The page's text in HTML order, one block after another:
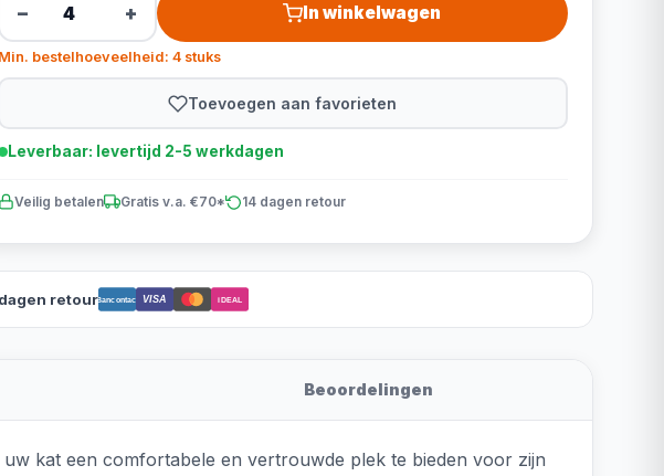
− + In winkelwagen
Min. bestelhoeveelheid: 4 stuks
Toevoegen aan favorieten
Leverbaar: levertijd 2-5 werkdagen
Veilig betalen Gratis v.a. €70* 14 dagen retour
retourBancontact VISA iDEAL
Beoordelingen
kat een comfortabele en vertrouwde plek te bieden voor zijn